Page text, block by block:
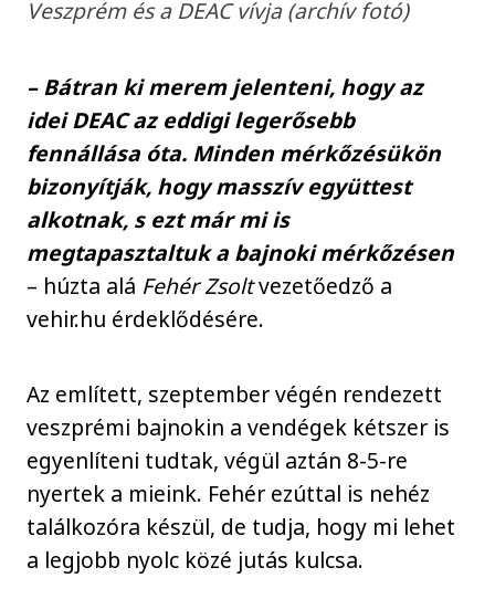
Veszprém és a DEAC vívja (archív fotó)
– Bátran ki merem jelenteni, hogy az
idei DEAC az eddigi legerősebb
fennállása óta. Minden mérkőzésükön
bizonyítják, hogy masszív együttest
alkotnak, s ezt már mi is
megtapasztaltuk a bajnoki mérkőzésen
– húzta alá Fehér Zsoltvezetőedző a
vehir.hu érdeklődésére.
Az említett, szeptember végén rendezett
veszprémi bajnokin a vendégek kétszer is
egyenlíteni tudtak, végül aztán 8-5-re
nyertek a mieink. Fehér ezúttal is nehéz
találkozóra készül, de tudja, hogy mi lehet
a legjobb nyolc közé jutás kulcsa.